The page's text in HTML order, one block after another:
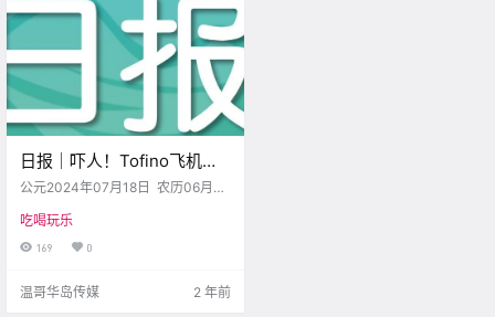
日报｜吓人！Tofino飞机失
事造成两人死亡！某议员提
篷！
公元2024年07月18日 农历06月
历 > 维多利亚本周气象预报（华氏
吃喝玩乐
169 0
温哥华岛传媒 2 年前